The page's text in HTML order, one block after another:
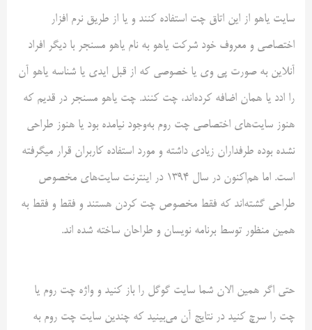
سایت یاهو از این اتاق چت استفاده کنند و یا از طریق نرم افزار
اختصاصی و معروف خود شرکت یاهو به نام یاهو مسنجر با دیگر افراد
آنلاین به صورت پی وی یا خصوصی که از قبل ایدی یا شناسه یاهو آن
را ادد یا همان اضافه کرده‌اند، چت کنند. چت یاهو مسنجر در قدیم که
هنوز سایت‌های اختصاصی چت روم به‌وجود نیامده بود یا هنوز طراحی
نشده بوده طرفداران زیادی داشته و مورد استفاده کاربران قرار میگرفته
است. اما هم‌اکنون در سال ۱۳۹۴ در اینترنت سایت‌های مخصوص
طراحی گشته‌اند که فقط مخصوص چت کردن هستند و فقط و فقط به
همین منظور توسط برنامه نویسان و طراحان ساخته شده اند.
حتی اگر همین الان شما سایت گوگل را باز کنید و واژه چت روم یا
چت را سرچ کنید در نتایج آن می‌بینید که چندین سایت چت روم به